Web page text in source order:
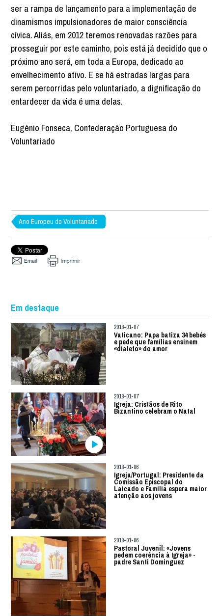
ser a rampa de lançamento para a implementação de
dinamismos impulsionadores de maior consciência
cívica. Aliás, em 2012 teremos renovadas razões para
prosseguir por este caminho, pois está já decidido que o
próximo ano será, em toda a Europa, dedicado ao
envelhecimento ativo. E se há estradas largas para
serem percorridas pelo voluntariado, a dignificação do
entardecer da vida é uma delas.
Eugénio Fonseca, Confederação Portuguesa do
Voluntariado
Ano Europeu do Voluntariado
Em destaque
2018-01-07
Vaticano: Papa batiza 34 bebés
e pede que famílias ensinem
«dialeto» do amor
2018-01-07
Igreja: Cristãos de Rito
Bizantino celebram o Natal
2018-01-06
Igreja/Portugal: Presidente da
Comissão Episcopal do
Laicado e Família espera maior
atenção aos jovens
2018-01-06
Pastoral Juvenil: «Jovens
pedem coerência à Igreja» -
padre Santi Dominguez